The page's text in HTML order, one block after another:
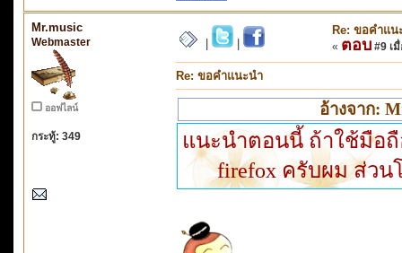
Mr.music
Webmaster
ออฟไลน์
กระทู้: 349
Re: ขอคำแน
« ตอบ #9 เ
Re: ขอคำแนะนำ
อ้างจาก:
แนะนำตอนนี้ ถ้าใช้มือถื
firefox ครับผม ส่วน